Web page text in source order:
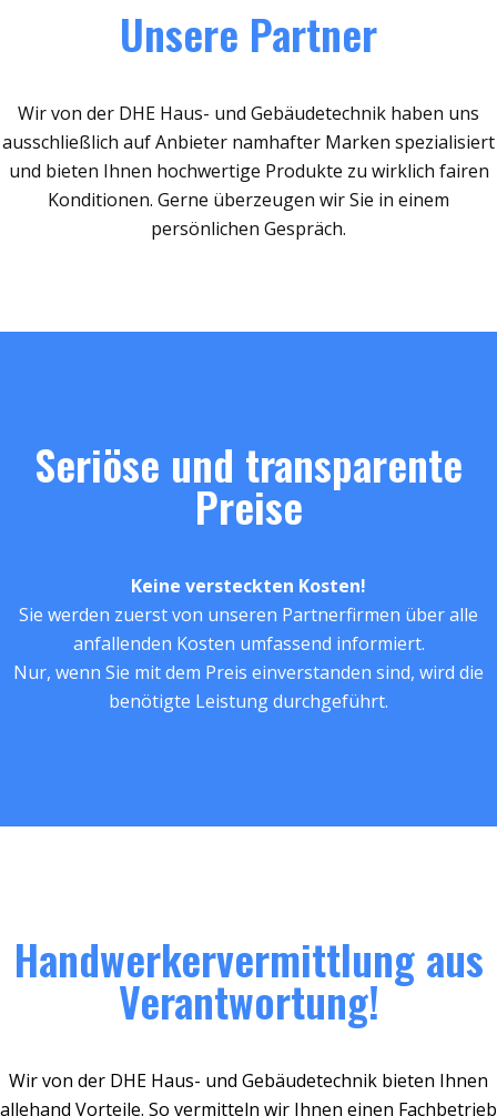
Unsere Partner
Wir von der DHE Haus- und Gebäudetechnik haben uns
ausschließlich auf Anbieter namhafter Marken spezialisiert
und bieten Ihnen hochwertige Produkte zu wirklich fairen
Konditionen. Gerne überzeugen wir Sie in einem
persönlichen Gespräch.
Seriöse und transparente
Preise
Keine versteckten Kosten!
Sie werden zuerst von unseren Partnerfirmen über alle
anfallenden Kosten umfassend informiert.
Nur, wenn Sie mit dem Preis einverstanden sind, wird die
benötigte Leistung durchgeführt.
Handwerkervermittlung aus
Verantwortung!
Wir von der DHE Haus- und Gebäudetechnik bieten Ihnen
allehand Vorteile. So vermitteln wir Ihnen einen Fachbetrieb